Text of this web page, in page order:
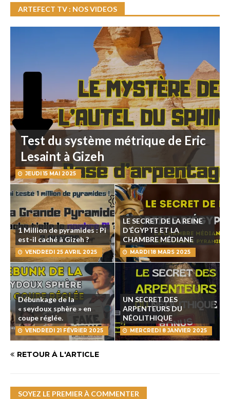
ARTEFECT TV : NOS VIDEOS
Test du système métrique de Eric
Lesaint à Gizeh
JEUDI 15 MAI 2025
1 Million de pyramides : Pi
est-il caché à Gizeh ?
VENDREDI 25 AVRIL 2025
LE SECRET DE LA REINE
D’ÉGYPTE ET LA
CHAMBRE MÉDIANE
MARDI 18 MARS 2025
Débunkage de la
« seydoux sphère » en
coupe réglée.
VENDREDI 21 FÉVRIER 2025
UN SECRET DES
ARPENTEURS DU
NÉOLITHIQUE
MERCREDI 8 JANVIER 2025
RETOUR À L'ARTICLE
SOYEZ LE PREMIER À COMMENTER